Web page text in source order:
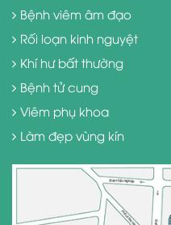
Bệnh viêm âm đạo
Rối loạn kinh nguyệt
Khí hư bất thường
Bệnh tử cung
Viêm phụ khoa
Làm đẹp vùng kín